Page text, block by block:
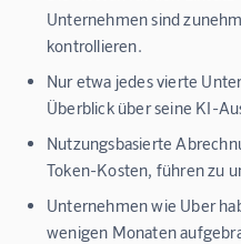
Unternehmen sind
kontrollieren.
Nur etwa jedes vierte
Überblick über seine KI-
Nutzungsbasierte
Token-Kosten, führen zu
Unternehmen wie Uber
wenigen Monaten